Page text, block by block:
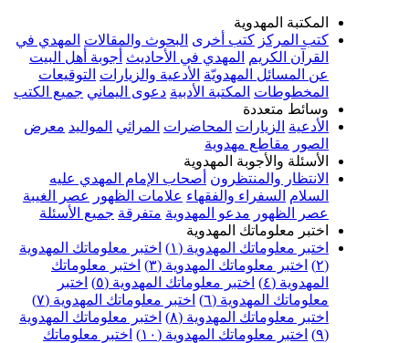
المهدوية
كتب أخرى البحوث والمقالات المهدي في
المهدي في الأحاديث أجوبة أهل البيت
المسائل المهدويّة الأدعية والزيارات التوقيعات
المكتبة الأدبية دعوى اليماني جميع الكتب
متعددة
الزيارات المحاضرات المراثي المواليد معرض
مقاطع مهدوية
والأجوبة المهدوية
والمنتظرون أصحاب الإمام المهدي عليه
السفراء والفقهاء علامات الظهور عصر الغيبة
مدعو المهدوية متفرقة جميع الأسئلة
معلوماتك المهدوية
معلوماتك المهدوية (١)
اختبر معلوماتك المهدوية
اختبر معلوماتك المهدوية (٣)
اختبر معلوماتك
اختبر معلوماتك المهدوية (٥)
اختبر
المهدوية (٦)
اختبر معلوماتك المهدوية (٧)
معلوماتك المهدوية (٨)
اختبر معلوماتك المهدوية
اختبر معلوماتك المهدوية (١٠)
اختبر معلوماتك